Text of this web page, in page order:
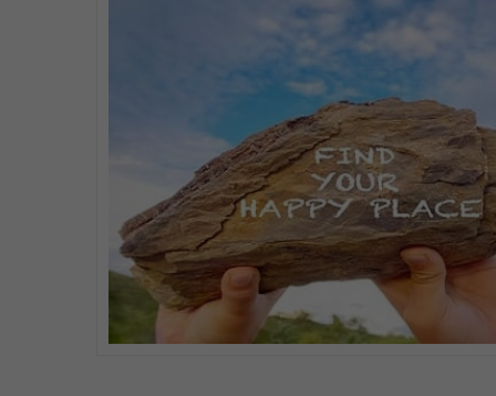
✨ Estabilitat laboral i salari competitiu.